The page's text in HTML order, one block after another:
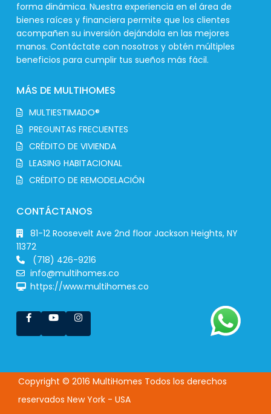
forma dinámica. Nuestra experiencia en el área de
bienes raíces y financiera permite que los clientes
acompañen su inversión dejándola en las mejores
manos. Contáctate con nosotros y obtén múltiples
beneficios para cumplir tus sueños más fácil.
MÁS DE MULTIHOMES
MULTIESTIMADO®
PREGUNTAS FRECUENTES
CRÉDITO DE VIVIENDA
LEASING HABITACIONAL
CRÉDITO DE REMODELACIÓN
CONTÁCTANOS
81-12 Roosevelt Ave 2nd floor Jackson Heights, NY
11372
(718) 426-9216
info@multihomes.co
https://www.multihomes.co
Copyright © 2016 MultiHomes Todos los derechos
reservados New York - USA